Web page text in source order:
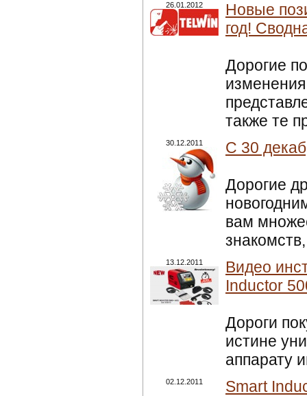
26.01.2012
Новые
год!
Дорогие
также те
30.12.2011 С 30
Дорогие
вам
13.12.2011
Видео
Inductor
Дороги
истине
аппарату
02.12.2011 Smart